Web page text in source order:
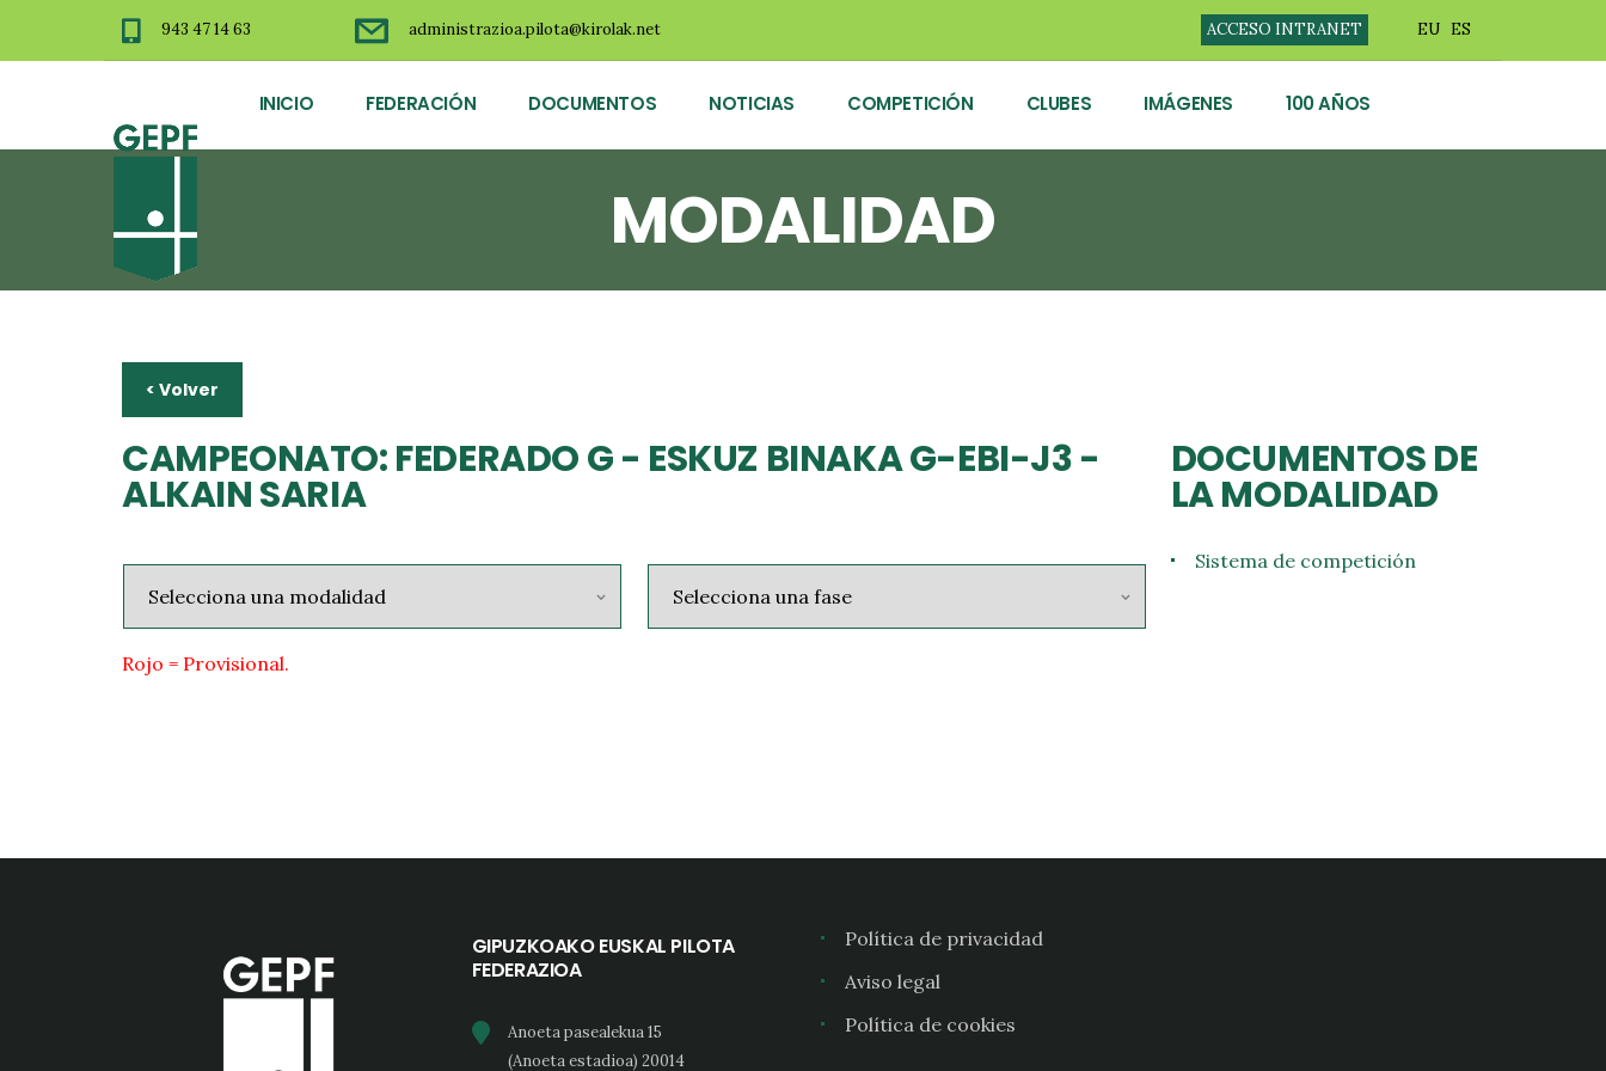
943 47 14 63 administrazioa.pilota@kirolak.net ACCESO INTRANET EU ES
INICIO FEDERACIÓN DOCUMENTOS NOTICIAS COMPETICIÓN CLUBES IMÁGENES 100 AÑOS
MODALIDAD
< Volver
CAMPEONATO: FEDERADO G - ESKUZ BINAKA G-EBI-J3 -
ALKAIN SARIA
Rojo = Provisional.
DOCUMENTOS DE
LA MODALIDAD
Sistema de competición
GIPUZKOAKO EUSKAL PILOTA
FEDERAZIOA
Anoeta pasealekua 15
(Anoeta estadioa) 20014
Política de privacidad
Aviso legal
Política de cookies